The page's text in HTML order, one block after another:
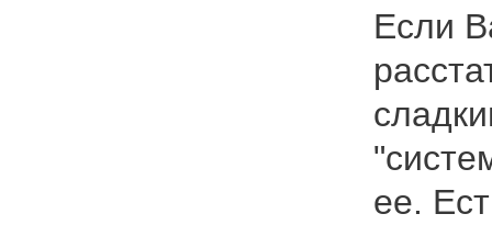
Если
ее.